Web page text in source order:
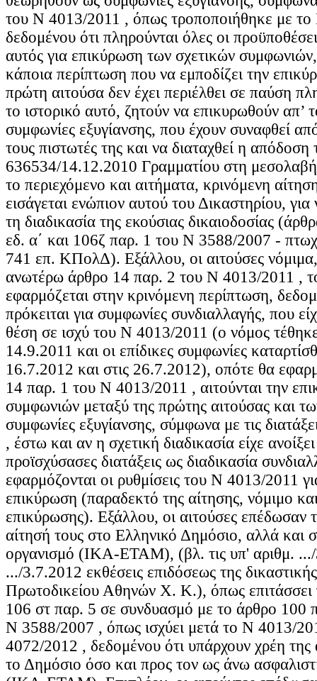
του Ν 4013/2011 , όπως τροποποιήθηκε με
δεδομένου ότι πληρούνται όλες οι
αυτός για επικύρωση των σχετικών συμφωνιών,
κάποια περίπτωση που να εμποδίζει την
πρώτη αιτούσα δεν έχει περιέλθει σε παύση
το ιστορικό αυτό, ζητούν να επικυρωθούν απ’
συμφωνίες εξυγίανσης, που έχουν συναφθεί
τους πιστωτές της και να διαταχθεί η απόδοση
636534/14.12.2010 Γραμματίου στη
το περιεχόμενο και αιτήματα, κρινόμενη
εισάγεται ενώπιον αυτού του Δικαστηρίου,
τη διαδικασία της εκούσιας δικαιοδοσίας
εδ. α΄ και 106ζ παρ. 1 του Ν 3588/2007 -
741 επ. ΚΠολΔ). Εξάλλου, οι αιτούσες
ανωτέρω άρθρο 14 παρ. 2 του Ν 4013/2011 ,
εφαρμόζεται στην κρινόμενη περίπτωση,
πρόκειται για συμφωνίες συνδιαλλαγής, που
θέση σε ισχύ του Ν 4013/2011 (ο νόμος τέθηκε
14.9.2011 και οι επίδικες συμφωνίες
16.7.2012 και στις 26.7.2012), οπότε θα
14 παρ. 1 του Ν 4013/2011 , αιτούνται την
συμφωνιών μεταξύ της πρώτης αιτούσας και
συμφωνίες εξυγίανσης, σύμφωνα με τις
, έστω και αν η σχετική διαδικασία είχε
προϊσχύσασες διατάξεις ως διαδικασία
εφαρμόζονται οι ρυθμίσεις του Ν 4013/2011
επικύρωση (παραδεκτό της αίτησης, νόμιμο
επικύρωσης). Εξάλλου, οι αιτούσες επέδωσαν
αίτησή τους στο Ελληνικό Δημόσιο, αλλά και
οργανισμό (ΙΚΑ-ΕΤΑΜ), (βλ. τις υπ' αριθμ.
.../3.7.2012 εκθέσεις επιδόσεως της
Πρωτοδικείου Αθηνών Χ. Κ.), όπως επιτάσσει
106 στ παρ. 5 σε συνδυασμό με το άρθρο 100
Ν 3588/2007 , όπως ισχύει μετά το Ν 4013/
4072/2012 , δεδομένου ότι υπάρχουν χρέη της
το Δημόσιο όσο και προς τον ως άνω